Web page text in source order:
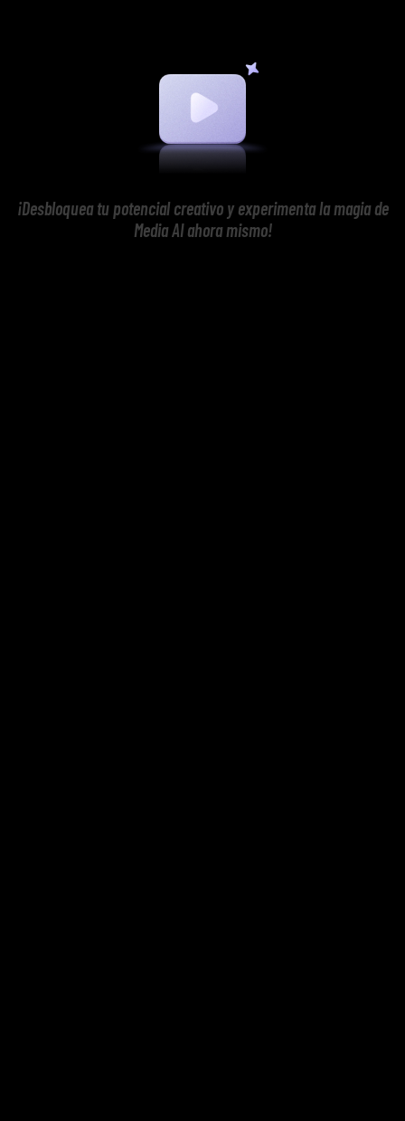
¡Desbloquea tu potencial creativo y experimenta la magia de
Media AI ahora mismo!